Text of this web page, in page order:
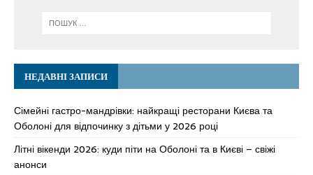
НЕДАВНІ ЗАПИСИ
Сімейні гастро-мандрівки: найкращі ресторани Києва та
Оболоні для відпочинку з дітьми у 2026 році
Літні вікенди 2026: куди піти на Оболоні та в Києві – свіжі
анонси